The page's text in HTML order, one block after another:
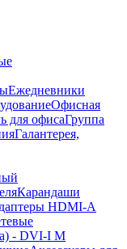
Ежедневники
Офисная
для офисаГруппа
Галантерея,
Карандаши
HDMI-A
- DVI-I M